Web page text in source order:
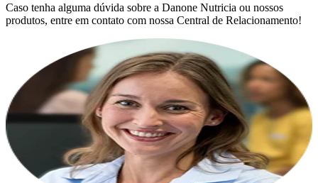
Caso tenha alguma dúvida sobre a Danone Nutricia ou nossos
produtos, entre em contato com nossa Central de Relacionamento!